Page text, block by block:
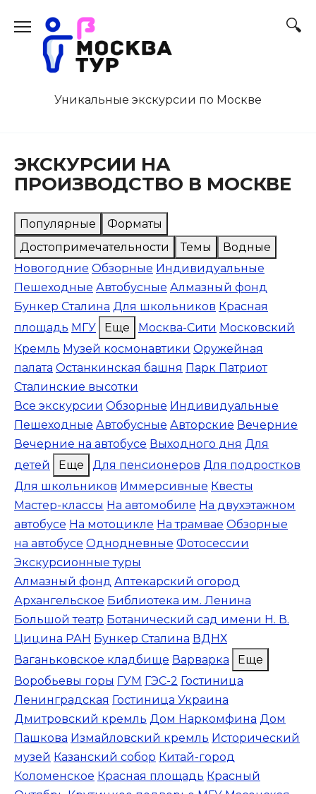
содержанию
Уникальные экскурсии по Москве
ЭКСКУРСИИ НА
ПРОИЗВОДСТВО В МОСКВЕ
Популярные
Форматы
Достопримечательности
Темы
Водные
Новогодние Обзорные Индивидуальные
Пешеходные Автобусные Алмазный фонд
Бункер Сталина Для школьников Красная
площадь МГУ Еще Москва-Сити Московский
Кремль Музей космонавтики Оружейная
палата Останкинская башня Парк Патриот
Сталинские высотки
Все экскурсии Обзорные Индивидуальные
Пешеходные Автобусные Авторские Вечерние
Вечерние на автобусе Выходного дня Для
детей
Еще Для пенсионеров Для подростков
Для школьников Иммерсивные Квесты
Мастер-классы На автомобиле На двухэтажном
автобусе На мотоцикле На трамвае Обзорные
на автобусе Однодневные Фотосессии
Экскурсионные туры
Алмазный фонд Аптекарский огород
Архангельское Библиотека им. Ленина
Большой театр Ботанический сад имени Н. В.
Цицина РАН Бункер Сталина ВДНХ
Ваганьковское кладбище Варварка
Еще
Воробьевы горы ГУМ ГЭС-2 Гостиница
Ленинградская Гостиница Украина
Дмитровский кремль Дом Наркомфина Дом
Пашкова Измайловский кремль Исторический
музей Казанский собор Китай-город
Коломенское Красная площадь Красный